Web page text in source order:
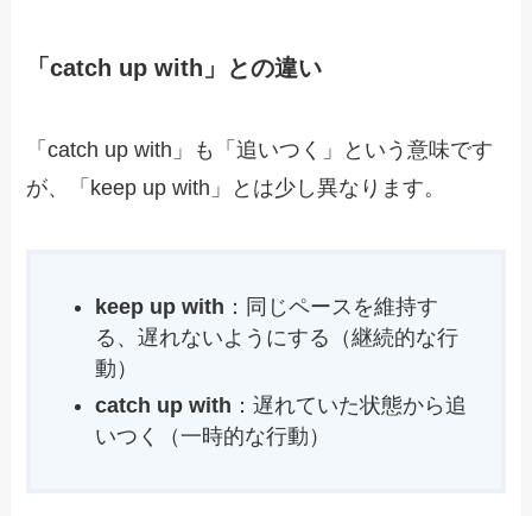
「catch up with」との違い
「catch up with」も「追いつく」という意味です
が、「keep up with」とは少し異なります。
keep up with ：同じペースを維持す
る、遅れないようにする（継続的な行
動）
catch up with ：遅れていた状態から追
いつく（一時的な行動）